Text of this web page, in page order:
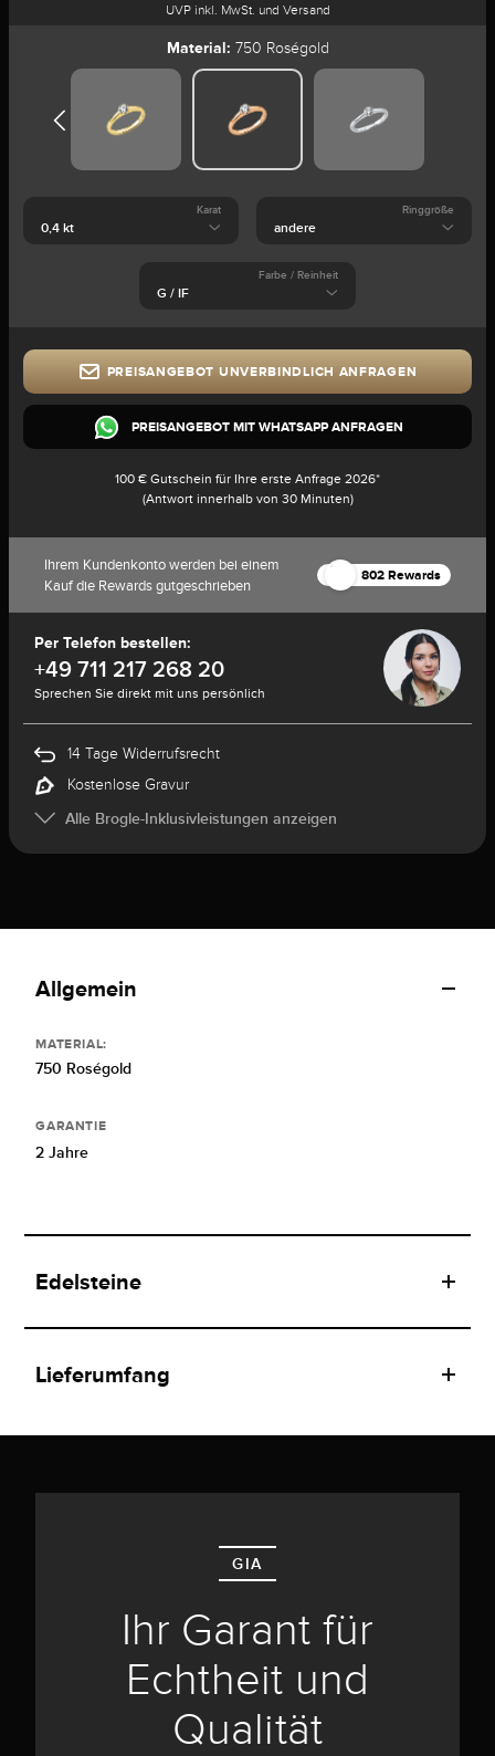
UVP inkl. MwSt. und Versand
Material: 750 Roségold
Karat Ringgröße
Farbe / Reinheit
PREISANGEBOT UNVERBINDLICH ANFRAGEN
PREISANGEBOT MIT WHATSAPP ANFRAGEN
100 € Gutschein für Ihre erste Anfrage 2026*
(Antwort innerhalb von 30 Minuten)
Ihrem Kundenkonto werden bei einem
Kauf die Rewards gutgeschrieben
802 Rewards
Per Telefon bestellen:
+49 711 217 268 20
Sprechen Sie direkt mit uns persönlich
14 Tage Widerrufsrecht
Kostenlose Gravur
Alle Brogle-Inklusivleistungen anzeigen
Allgemein
MATERIAL:
750 Roségold
GARANTIE
2 Jahre
Edelsteine
Lieferumfang
GIA
Ihr Garant für
Echtheit und
Qualität